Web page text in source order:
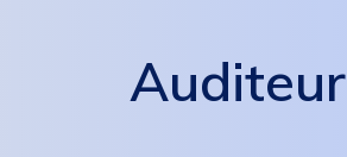
Auditeur